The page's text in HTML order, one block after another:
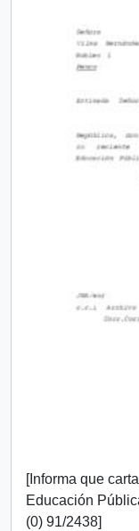
[Informa que
Educación
(0) 91/2438]